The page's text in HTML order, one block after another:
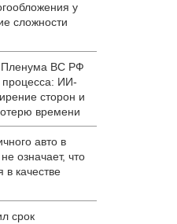
у
сложности
Пленума ВС РФ
процесса: ИИ-
сторон и
времени
авто в
означает, что
в качестве
срок